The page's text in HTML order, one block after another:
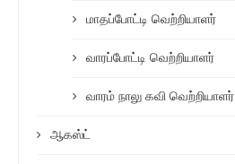
மாதப்போட்டி வெற்றியாளர்
வாரப்போட்டி வெற்றியாளர்
வாரம் நாலு கவி வெற்றியாளர்
ஆகஸ்ட்